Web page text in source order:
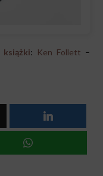
książki: Ken Follett –